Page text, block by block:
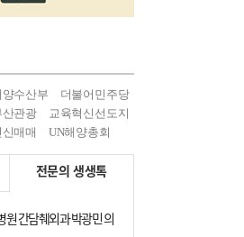
양수산부
더불어민주당
산관광
교육혁신선도지
신매매 UN해양총회
전문의 생생톡
원 간담췌외과 박광민 의